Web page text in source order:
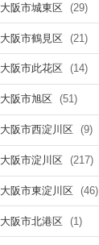
大阪市城東区 (29)
大阪市鶴見区 (21)
大阪市此花区 (14)
大阪市旭区 (51)
大阪市西淀川区 (9)
大阪市淀川区 (217)
大阪市東淀川区 (46)
大阪市北港区 (1)